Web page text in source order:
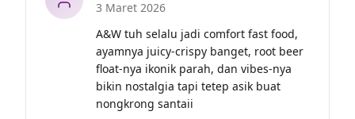
3 Maret 2026
A&W tuh selalu jadi comfort fast food,
ayamnya juicy-crispy banget, root beer
float-nya ikonik parah, dan vibes-nya
bikin nostalgia tapi tetep asik buat
nongkrong santaii